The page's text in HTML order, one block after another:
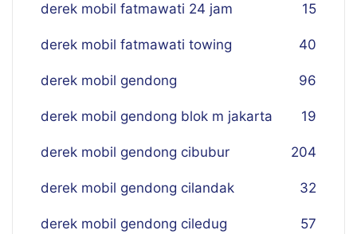
derek mobil fatmawati 24 jam 15
derek mobil fatmawati towing 40
derek mobil gendong 96
derek mobil gendong blok m jakarta 19
derek mobil gendong cibubur 204
derek mobil gendong cilandak 32
derek mobil gendong ciledug 57